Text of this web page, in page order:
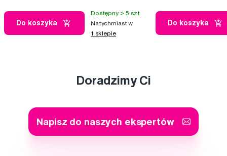
Do koszyka
Dostępny > 5 szt
Natychmiast w
1 sklepie
Do koszyka
Doradzimy Ci
Napisz do naszych ekspertów